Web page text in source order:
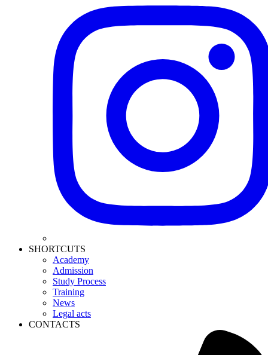
SHORTCUTS
Academy
Admission
Study Process
Training
News
Legal acts
CONTACTS